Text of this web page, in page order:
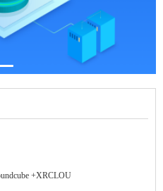
+XRCLOU